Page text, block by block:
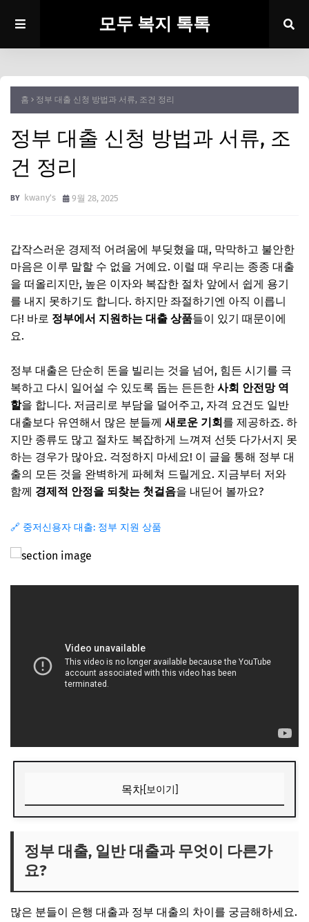
모두 복지 톡톡
홈 정부 대출 신청 방법과 서류, 조건 정리
정부 대출 신청 방법과 서류, 조
건 정리
kwany's 9월 28, 2025
갑작스러운 경제적 어려움에 부딪혔을 때, 막막하고 불안한
마음은 이루 말할 수 없을 거예요. 이럴 때 우리는 종종 대출
을 떠올리지만, 높은 이자와 복잡한 절차 앞에서 쉽게 용기
를 내지 못하기도 합니다. 하지만 좌절하기엔 아직 이릅니
다! 바로 정부에서 지원하는 대출 상품들이 있기 때문이에
요.
정부 대출은 단순히 돈을 빌리는 것을 넘어, 힘든 시기를 극
복하고 다시 일어설 수 있도록 돕는 든든한 사회 안전망 역
할을 합니다. 저금리로 부담을 덜어주고, 자격 요건도 일반
대출보다 유연해서 많은 분들께 새로운 기회를 제공하죠. 하
지만 종류도 많고 절차도 복잡하게 느껴져 선뜻 다가서지 못
하는 경우가 많아요. 걱정하지 마세요! 이 글을 통해 정부 대
출의 모든 것을 완벽하게 파헤쳐 드릴게요. 지금부터 저와
함께 경제적 안정을 되찾는 첫걸음을 내딛어 볼까요?
🔗 중저신용자 대출: 정부 지원 상품
목차[보이기]
📌 지금 뜨는 꿀정보! 놓치지 마세요
추가할인 코드 WRVE6
나에게 맞는 정부 대출 자격 요건 확인하기
📌 지금 뜨는 꿀정보! 놓치지 마세요
정부 대출, 일반 대출과 무엇이 다른가
요?
많은 분들이 은행 대출과 정부 대출의 차이를 궁금해하세요.